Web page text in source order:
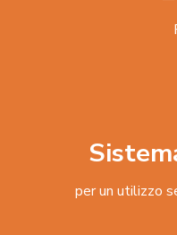
per un utilizzo